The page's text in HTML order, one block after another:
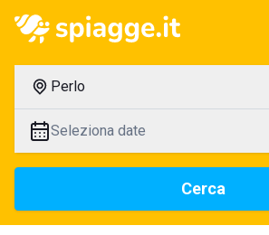
Perlo
Seleziona date
Cerca